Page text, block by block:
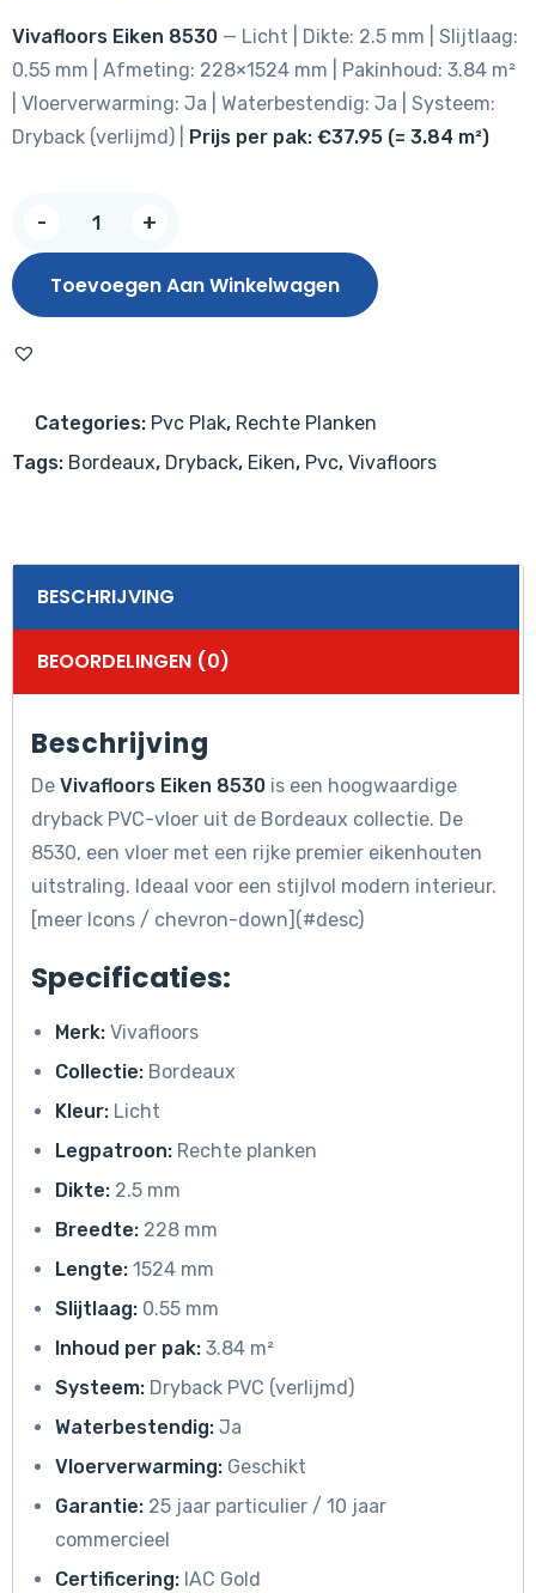
€ 43,95.
€ 37,95.
Vivafloors Eiken 8530 — Licht | Dikte: 2.5 mm | Slijtlaag:
0.55 mm | Afmeting: 228×1524 mm | Pakinhoud: 3.84 m²
| Vloerverwarming: Ja | Waterbestendig: Ja | Systeem:
Dryback (verlijmd) |
Prijs per pak: €37.95 (= 3.84 m²)
-
8530
aantal
+
Toevoegen Aan Winkelwagen
Categories: Pvc Plak, Rechte Planken
Tags: Bordeaux, Dryback, Eiken, Pvc, Vivafloors
BESCHRIJVING
BEOORDELINGEN (0)
Beschrijving
De Vivafloors Eiken 8530 is een hoogwaardige
dryback PVC-vloer uit de Bordeaux collectie. De
8530, een vloer met een rijke premier eikenhouten
uitstraling. Ideaal voor een stijlvol modern interieur.
[meer Icons / chevron-down](#desc)
Specificaties:
Merk: Vivafloors
Collectie: Bordeaux
Kleur: Licht
Legpatroon: Rechte planken
Dikte: 2.5 mm
Breedte: 228 mm
Lengte: 1524 mm
Slijtlaag: 0.55 mm
Inhoud per pak: 3.84 m²
Systeem: Dryback PVC (verlijmd)
Waterbestendig: Ja
Vloerverwarming: Geschikt
Garantie: 25 jaar particulier / 10 jaar
commercieel
Certificering: IAC Gold